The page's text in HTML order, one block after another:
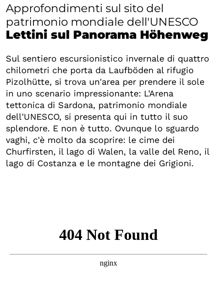
Approfondimenti sul sito del
patrimonio mondiale dell'UNESCO
Lettini sul Panorama Höhenweg
Sul sentiero escursionistico invernale di quattro
chilometri che porta da Laufböden al rifugio
Pizolhütte, si trova un'area per prendere il sole
in uno scenario impressionante: L'Arena
tettonica di Sardona, patrimonio mondiale
dell'UNESCO, si presenta qui in tutto il suo
splendore. E non è tutto. Ovunque lo sguardo
vaghi, c'è molto da scoprire: le cime dei
Churfirsten, il lago di Walen, la valle del Reno, il
lago di Costanza e le montagne dei Grigioni.